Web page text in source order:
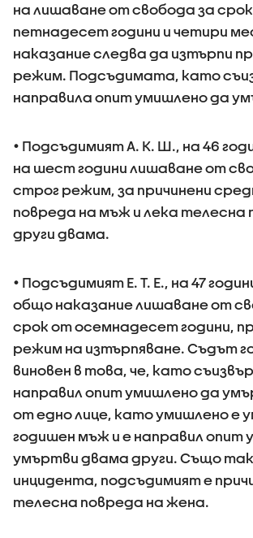
на лишаване от свобода за
петнадесет години и четири
наказание следва да изтърпи
режим. Подсъдимата, като
направила опит умишлено да
• Подсъдимият А. К. Ш., на 46
на шест години лишаване от
строг режим, за причинени
повреда на мъж и лека телесна
други двама.
• Подсъдимият Е. Т. Е., на 47
общо наказание лишаване от
срок от осемнадесет години,
режим на изтърпяване. Съдът
виновен в това, че, като
направил опит умишлено да
от едно лице, като умишлено е
годишен мъж и е направил опит
умъртви двама други. Също
инцидента, подсъдимият е
телесна повреда на жена.